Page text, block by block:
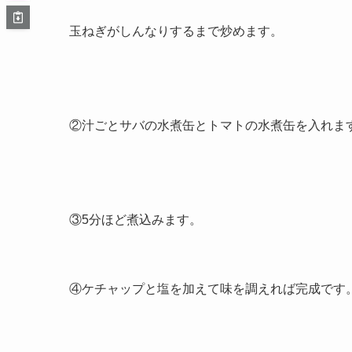
玉ねぎがしんなりするまで炒めます。
②汁ごとサバの水煮缶とトマトの水煮缶を入れま
③5分ほど煮込みます。
④ケチャップと塩を加えて味を調えれば完成です。